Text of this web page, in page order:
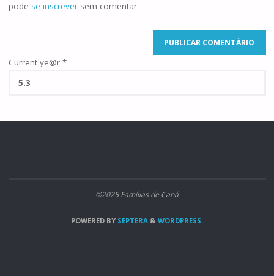
pode se inscreversem comentar.
Current ye@r *
©2025 Famílias de Caná
POWERED BYSEPTERA & WORDPRESS.